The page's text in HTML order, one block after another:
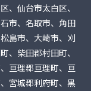
、仙台市太白区、
市、名取市、角田
島市、大崎市、刈
、柴田郡村田町、
亘理郡亘理町、亘
宮城郡利府町、黒